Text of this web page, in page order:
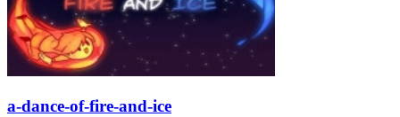
a-dance-of-fire-and-ice